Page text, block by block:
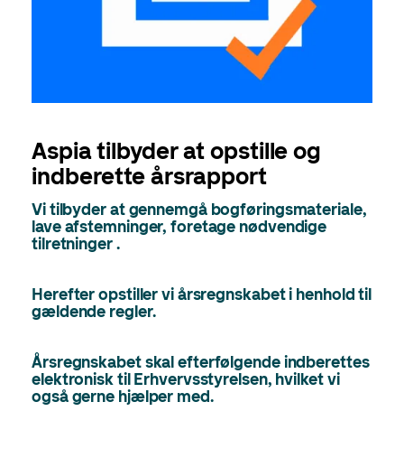
Aspia tilbyder at opstille og
indberette årsrapport
Vi tilbyder at gennemgå bogføringsmateriale,
lave afstemninger, foretage nødvendige
tilretninger .
Herefter opstiller vi årsregnskabet i henhold til
gældende regler.
Årsregnskabet skal efterfølgende indberettes
elektronisk til Erhvervsstyrelsen, hvilket vi
også gerne hjælper med.